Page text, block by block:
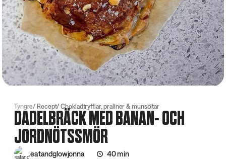
Tyngre Recept Chokladtryfflar, praliner & munsbitar
DADELBRÄCK MED BANAN- OCH
JORDNÖTSSMÖR
eatandglowjonna 40 min